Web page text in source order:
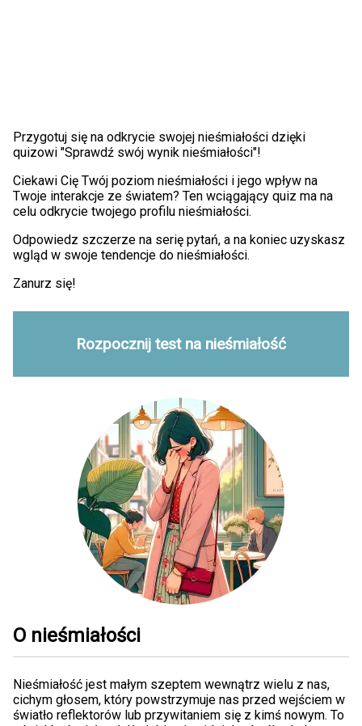
Przygotuj się na odkrycie swojej nieśmiałości dzięki
quizowi "Sprawdź swój wynik nieśmiałości"!
Ciekawi Cię Twój poziom nieśmiałości i jego wpływ na
Twoje interakcje ze światem? Ten wciągający quiz ma na
celu odkrycie twojego profilu nieśmiałości.
Odpowiedz szczerze na serię pytań, a na koniec uzyskasz
wgląd w swoje tendencje do nieśmiałości.
Zanurz się!
Rozpocznij test na nieśmiałość
O nieśmiałości
Nieśmiałość jest małym szeptem wewnątrz wielu z nas,
cichym głosem, który powstrzymuje nas przed wejściem w
światło reflektorów lub przywitaniem się z kimś nowym. To